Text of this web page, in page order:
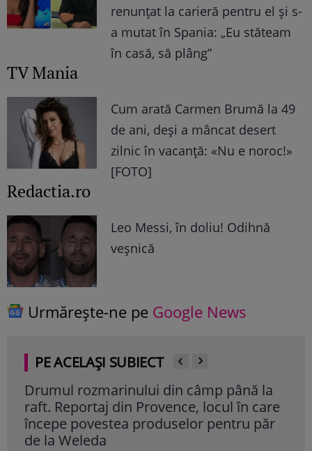
renunțat la carieră pentru el și s-
a mutat în Spania: „Eu stăteam
în casă, să plâng”
TV Mania
Cum arată Carmen Brumă la 49
de ani, deși a mâncat desert
zilnic în vacanță: «Nu e noroc!»
[FOTO]
Redactia.ro
Leo Messi, în doliu! Odihnă
veșnică
Urmărește-ne pe Google News
PE ACELAȘI SUBIECT
Drumul rozmarinului din câmp până la
raft. Reportaj din Provence, locul în care
începe povestea produselor pentru păr
de la Weleda